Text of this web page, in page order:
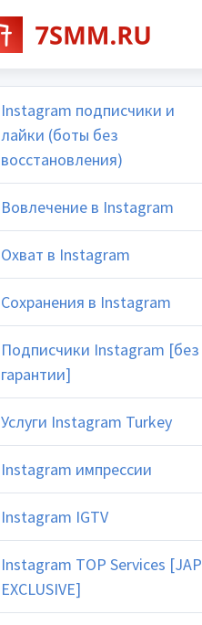
Instagram подписчики и
лайки (боты без
восстановления)
Вовлечение в Instagram
Охват в Instagram
Сохранения в Instagram
Подписчики Instagram [без
гарантии]
Услуги Instagram Turkey
Instagram импрессии
Instagram IGTV
Instagram TOP Services [JAP
EXCLUSIVE]